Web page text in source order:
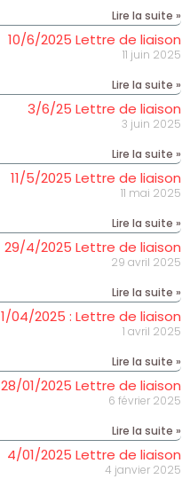
Lire la suite »
10/6/2025 Lettre de liaison
11 juin 2025
Lire la suite »
3/6/25 Lettre de liaison
3 juin 2025
Lire la suite »
11/5/2025 Lettre de liaison
11 mai 2025
Lire la suite »
29/4/2025 Lettre de liaison
29 avril 2025
Lire la suite »
1/04/2025 : Lettre de liaison
1 avril 2025
Lire la suite »
28/01/2025 Lettre de liaison
6 février 2025
Lire la suite »
4/01/2025 Lettre de liaison
4 janvier 2025